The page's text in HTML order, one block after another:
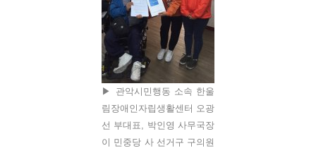
▶ 관악시민행동 소속 한울
림장애인자립생활센터 오광
선 부대표, 박인영 사무국장
이 민중당 사 선거구 구의원